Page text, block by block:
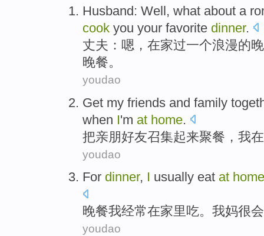
Husband: Well, what about a
cook you your favorite dinner.
丈夫 ： 嗯 ， 在家过一个浪漫的
晚餐。
youdao
Get my friends and family
when I'm at home.
把亲朋好友召集起来聚餐 ， 我在
youdao
For dinner, I usually eat at home
晚餐我经常在家里吃。 我妈很
youdao